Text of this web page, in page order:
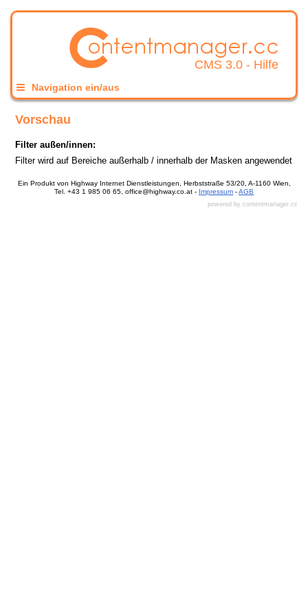
CMS 3.0 - Hilfe
Navigation ein/aus
Vorschau
Filter außen/innen:
Filter wird auf Bereiche außerhalb / innerhalb der Masken angewendet
Ein Produkt von Highway Internet Dienstleistungen, Herbststraße 53/20, A-1160 Wien,
Tel. +43 1 985 06 65, office@highway.co.at - Impressum -AGB
powered by contentmanager.cc